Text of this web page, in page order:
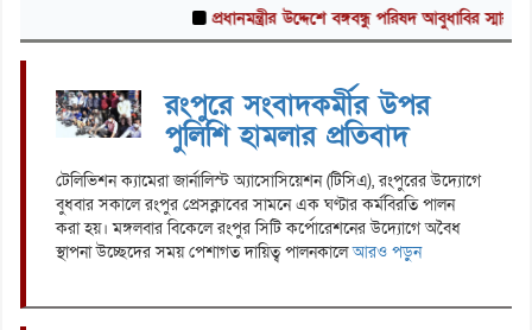
প্রধানমন্ত্রীর উদ্দেশে বঙ্গবন্ধু পরিষদ আবুধাবির স্মারকলিপি
রংপুরে সংবাদকর্মীর উপর
পুলিশি হামলার প্রতিবাদ
টেলিভিশন ক্যামেরা জার্নালিস্ট অ্যাসোসিয়েশন (টিসিএ), রংপুরের উদ্যোগে
বুধবার সকালে রংপুর প্রেসক্লাবের সামনে এক ঘণ্টার কর্মবিরতি পালন
করা হয়। মঙ্গলবার বিকেলে রংপুর সিটি কর্পোরেশনের উদ্যোগে অবৈধ
স্থাপনা উচ্ছেদের সময় পেশাগত দায়িত্ব পালনকালেআরও পড়ুন